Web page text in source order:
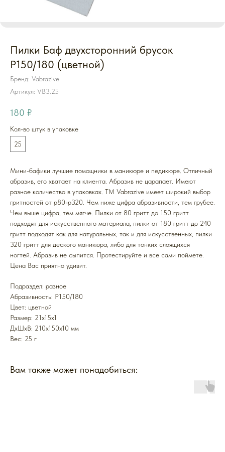
Пилки Баф двухсторонний брусок
P150/180 (цветной)
Бренд: Vabrazive
Артикул: VB3.25
180 ₽
Кол-во штук в упаковке
25
Мини-бафики лучшие помощники в маникюре и педикюре. Отличный
абразив, его хватает на клиента. Абразив не царапает. Имеют
разное количество в упаковках. ТМ Vabrazive имеет широкий выбор
гритностей от p80-p320. Чем ниже цифра абразивности, тем грубее.
Чем выше цифра, тем мягче. Пилки от 80 гритт до 150 гритт
подходят для искусственного материала, пилки от 180 гритт до 240
гритт подходят как для натуральных, так и для искусственных, пилки
320 гритт для деского маникюра, либо для тонких слоящихся
ногтей. Абразив не сыпится. Протестируйте и все сами поймете.
Цена Вас приятно удивит.
Подраздел: разное
Абразивность: P150/180
Цвет: цветной
Размер: 21x15x1
ДxШxВ: 210x150x10 мм
Вес: 25 г
Вам также может понадобиться: